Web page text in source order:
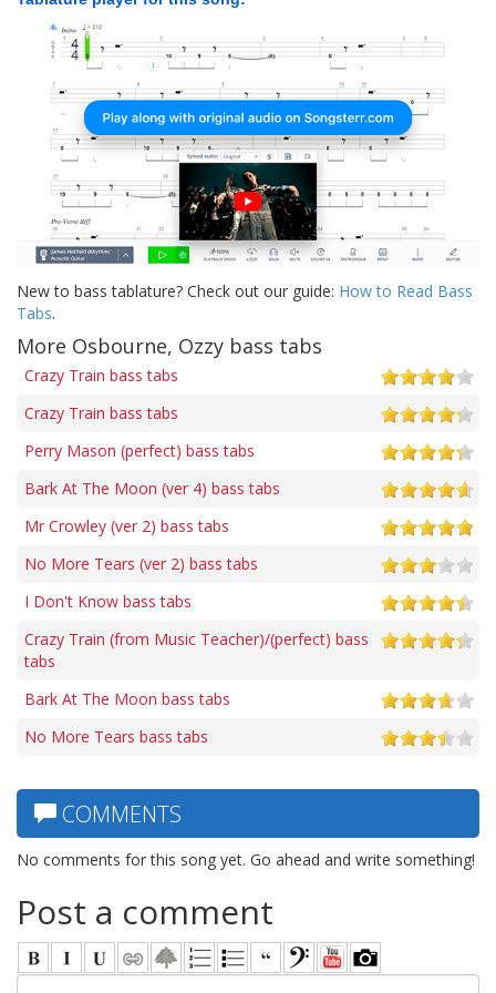
New to bass tablature? Check out our guide: How to Read Bass
Tabs.
More Osbourne, Ozzy bass tabs
Crazy Train bass tabs
Crazy Train bass tabs
Perry Mason (perfect) bass tabs
Bark At The Moon (ver 4) bass tabs
Mr Crowley (ver 2) bass tabs
No More Tears (ver 2) bass tabs
I Don't Know bass tabs
Crazy Train (from Music Teacher)/(perfect) bass
tabs
Bark At The Moon bass tabs
No More Tears bass tabs
COMMENTS
No comments for this song yet. Go ahead and write something!
Post a comment